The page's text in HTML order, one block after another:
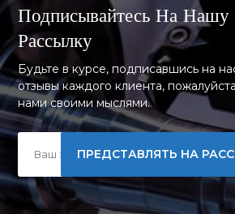
Подписывайтесь На
Рассылку
Будьте в курсе, подписавшись на
отзывы каждого клиента,
нами своими мыслями.
ПРЕДСТАВЛЯТЬ НА